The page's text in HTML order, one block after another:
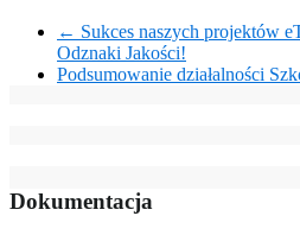
← Sukces naszych projektów
Odznaki Jakości!
Podsumowanie działalności
Dokumentacja